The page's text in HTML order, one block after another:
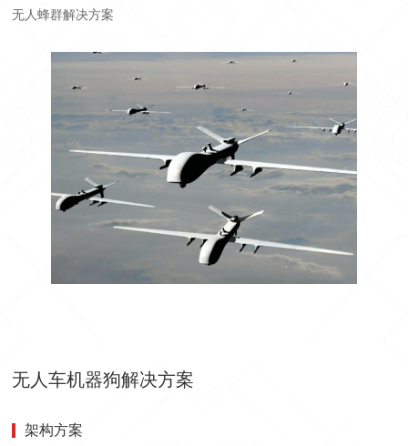
无人蜂群解决方案
无人车机器狗解决方案
架构方案